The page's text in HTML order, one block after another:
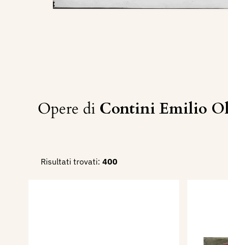
Opere di Contini Emilio
Risultati trovati: 400